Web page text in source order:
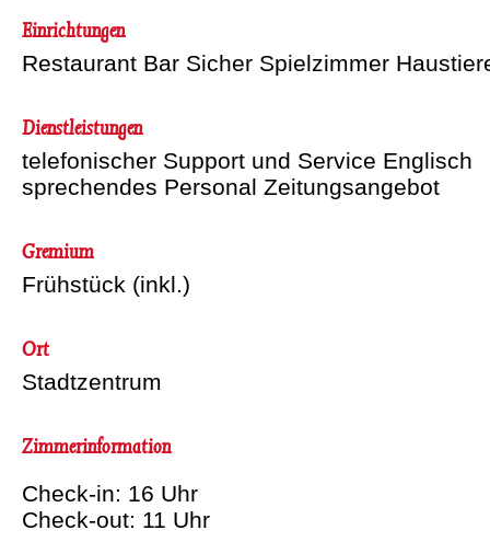
Einrichtungen
Restaurant Bar Sicher Spielzimmer
Dienstleistungen
telefonischer Support und Service Englisch
sprechendes Personal Zeitungsangebot
Gremium
Frühstück (inkl.)
Ort
Stadtzentrum
Zimmerinformation
Check-in: 16 Uhr
Check-out: 11 Uhr